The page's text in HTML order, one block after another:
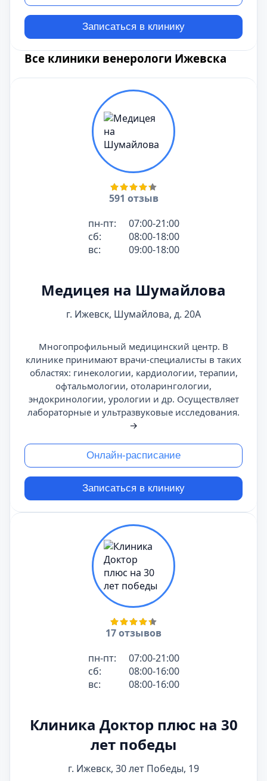
Записаться в клинику
Все клиники венерологи Ижевска
591 отзыв
пн-пт:
07:00-21:00
сб:
08:00-18:00
вс:
09:00-18:00
Медицея на Шумайлова
г. Ижевск, Шумайлова, д. 20А
Многопрофильный медицинский центр. В
клинике принимают врачи-специалисты в таких
областях: гинекологии, кардиологии, терапии,
офтальмологии, отоларингологии,
эндокринологии, урологии и др. Осуществляет
лабораторные и ультразвуковые исследования.
→
Онлайн-расписание
Записаться в клинику
17 отзывов
пн-пт:
07:00-21:00
сб:
08:00-16:00
вс:
08:00-16:00
Клиника Доктор плюс на 30
лет победы
г. Ижевск, 30 лет Победы, 19